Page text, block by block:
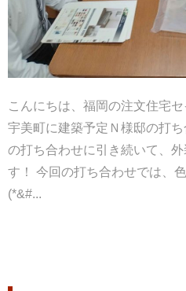
こんにちは、福岡の注文住宅
宇美町に建築予定Ｎ様邸の打
の打ち合わせに引き続いて、
す！ 今回の打ち合わせでは、
(*&#...